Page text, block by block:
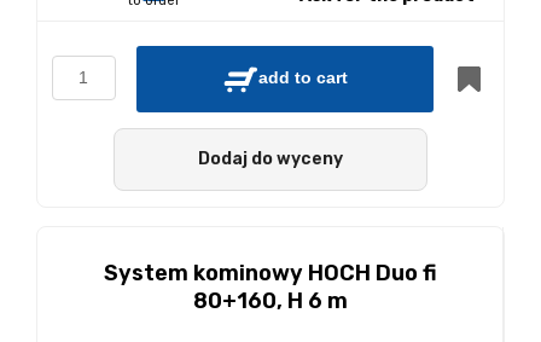
add to cart
Dodaj do wyceny
System kominowy HOCH Duo fi
80+160, H 6 m